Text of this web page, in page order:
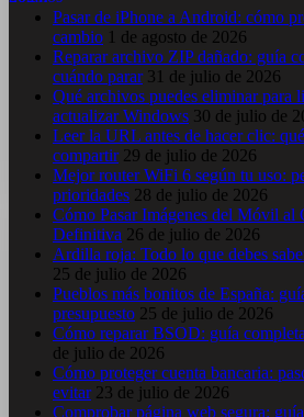
Pasar de iPhone a Android: cómo
cambio 1 de agosto de 2026
Reparar archivo ZIP dañado: guía
cuándo parar 31 de julio de 2026
Qué archivos puedes eliminar para
actualizar Windows 30 de julio de
Leer la URL antes de hacer clic:
compartir 29 de julio de 2026
Mejor router WiFi 6 según tu uso:
prioridades 28 de julio de 2026
Cómo Pasar Imágenes del Móvil al
Definitiva 26 de julio de 2026
Ardilla roja: Todo lo que debes
25 de julio de 2026
Pueblos más bonitos de España:
presupuesto 25 de julio de 2026
Cómo reparar BSOD: guía
de julio de 2026
Cómo proteger cuenta bancaria:
evitar 23 de julio de 2026
Comprobar página web segura: